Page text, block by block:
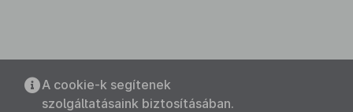
A cookie-k segítenek
szolgáltatásaink biztosításában.